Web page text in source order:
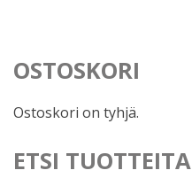
OSTOSKORI
Ostoskori on tyhjä.
ETSI TUOTTEITA